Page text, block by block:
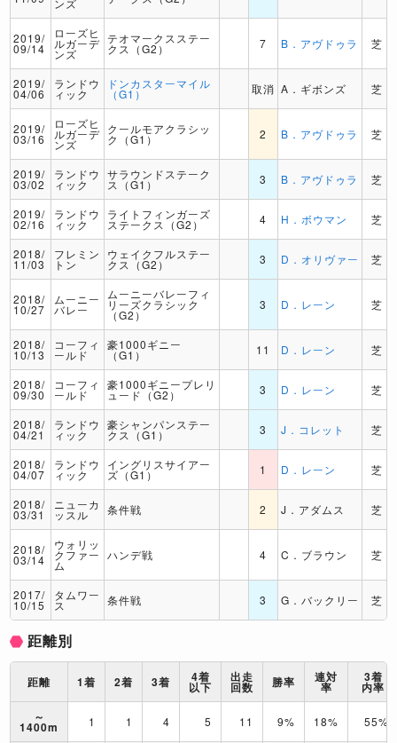
ンズ
2019/
09/14
ローズヒ
ルガーデ
ンズ
テオマークスステー
クス（G2） 7 B．アヴドゥラ 芝
2019/
04/06
ランドウ
ィック
ドンカスターマイル
（G1） 取消 A．ギボンズ 芝
2019/
03/16
ローズヒ
ルガーデ
ンズ
クールモアクラシッ
ク（G1） 2 B．アヴドゥラ 芝
2019/
03/02
ランドウ
ィック
サラウンドステーク
ス（G1） 3 B．アヴドゥラ 芝
2019/
02/16
ランドウ
ィック
ライトフィンガーズ
ステークス（G2） 4 H．ボウマン 芝
2018/
11/03
フレミン
トン
ウェイクフルステー
クス（G2） 3 D．オリヴァー 芝
2018/
10/27
ムーニー
バレー
ムーニーバレーフィ
リーズクラシック
（G2）
3 D．レーン 芝
2018/
10/13
コーフィ
ールド
豪1000ギニー
（G1） 11 D．レーン 芝
2018/
09/30
コーフィ
ールド
豪1000ギニープレリ
ュード（G2） 3 D．レーン 芝
2018/
04/21
ランドウ
ィック
豪シャンパンステー
クス（G1） 3 J．コレット 芝
2018/
04/07
ランドウ
ィック
イングリスサイアー
ズ（G1） 1 D．レーン 芝
2018/
03/31
ニューカ
ッスル 条件戦 2 J．アダムス 芝
2018/
03/14
ウォリッ
クファー
ム
ハンデ戦 4 C．ブラウン 芝
2017/
10/15
タムワー
ス 条件戦 3 G．バックリー 芝
距離別
距離 1着 2着 3着 4着
以下
出走
回数 勝率 連対
率
3着
内率
～
1400m 1 1 4 5 11 9% 18% 55%